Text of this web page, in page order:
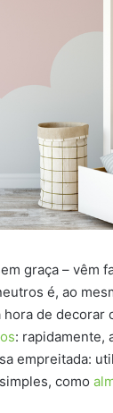
graça – vêm
é, ao
de decorar
: rapidamente,
empreitada:
como